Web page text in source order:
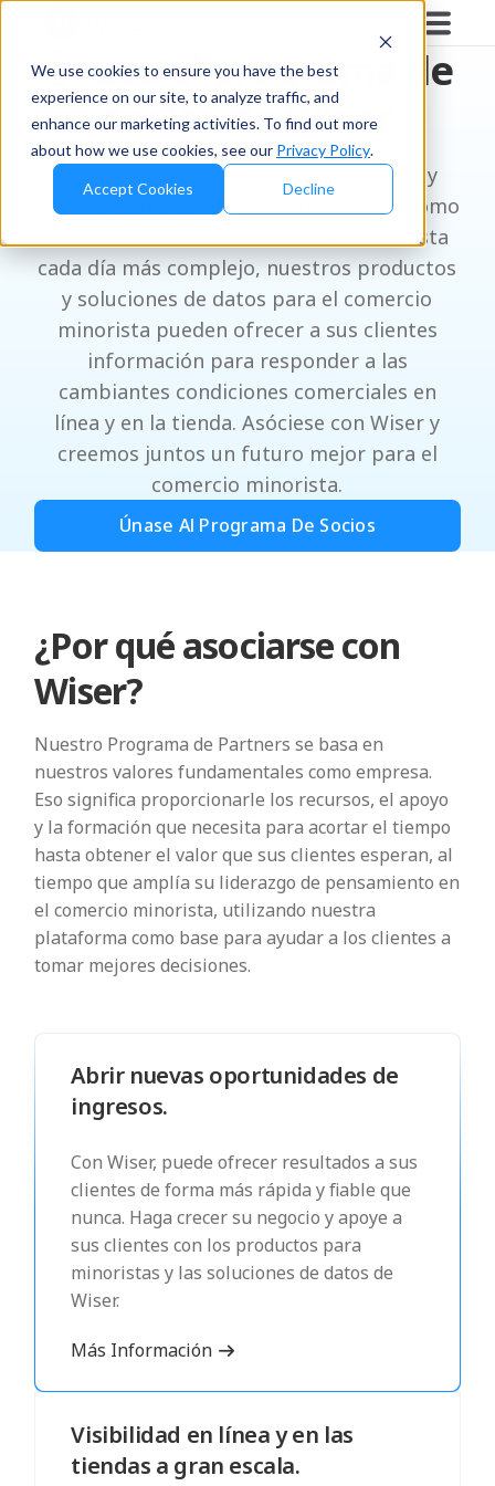
We use cookies to ensure you have the best
experience on our site, to analyze traffic, and
enhance our marketing activities. To find out more
about how we use cookies, see our Privacy Policy.
Accept Cookies Decline
Únase al programa de
socios de Wiser
Amplíe su alcance a nuevas audiencias y
preste un mejor servicio a sus clientes como
socio de Wiser. Con un comercio minorista
cada día más complejo, nuestros productos
y soluciones de datos para el comercio
minorista pueden ofrecer a sus clientes
información para responder a las
cambiantes condiciones comerciales en
línea y en la tienda. Asóciese con Wiser y
creemos juntos un futuro mejor para el
comercio minorista.
Únase Al Programa De Socios
¿Por qué asociarse con
Wiser?
Nuestro Programa de Partners se basa en
nuestros valores fundamentales como empresa.
Eso significa proporcionarle los recursos, el apoyo
y la formación que necesita para acortar el tiempo
hasta obtener el valor que sus clientes esperan, al
tiempo que amplía su liderazgo de pensamiento en
el comercio minorista, utilizando nuestra
plataforma como base para ayudar a los clientes a
tomar mejores decisiones.
Abrir nuevas oportunidades de
ingresos.
Con Wiser, puede ofrecer resultados a sus
clientes de forma más rápida y fiable que
nunca. Haga crecer su negocio y apoye a
sus clientes con los productos para
minoristas y las soluciones de datos de
Wiser.
Más Información
Visibilidad en línea y en las
tiendas a gran escala.